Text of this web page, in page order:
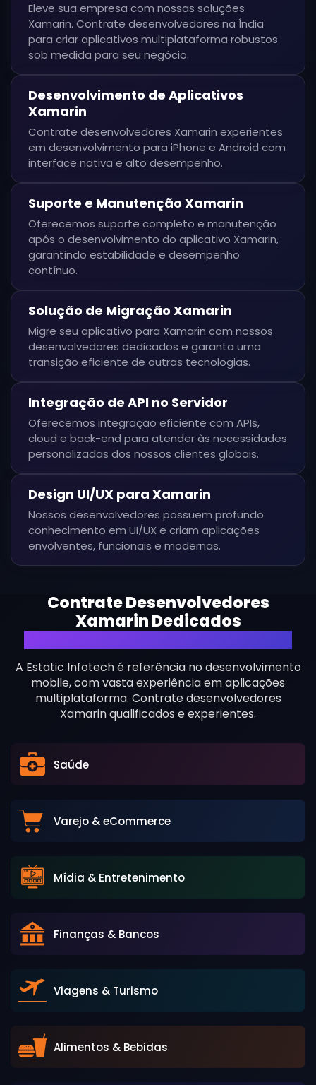
Eleve sua empresa com nossas soluções
Xamarin. Contrate desenvolvedores na Índia
para criar aplicativos multiplataforma robustos
sob medida para seu negócio.
Desenvolvimento de Aplicativos
Xamarin
Contrate desenvolvedores Xamarin experientes
em desenvolvimento para iPhone e Android com
interface nativa e alto desempenho.
Suporte e Manutenção Xamarin
Oferecemos suporte completo e manutenção
após o desenvolvimento do aplicativo Xamarin,
garantindo estabilidade e desempenho
contínuo.
Solução de Migração Xamarin
Migre seu aplicativo para Xamarin com nossos
desenvolvedores dedicados e garanta uma
transição eficiente de outras tecnologias.
Integração de API no Servidor
Oferecemos integração eficiente com APIs,
cloud e back-end para atender às necessidades
personalizadas dos nossos clientes globais.
Design UI/UX para Xamarin
Nossos desenvolvedores possuem profundo
conhecimento em UI/UX e criam aplicações
envolventes, funcionais e modernas.
Contrate Desenvolvedores
Xamarin Dedicados
A Estatic Infotech é referência no desenvolvimento
mobile, com vasta experiência em aplicações
multiplataforma. Contrate desenvolvedores
Xamarin qualificados e experientes.
Saúde
Varejo & eCommerce
Mídia & Entretenimento
Finanças & Bancos
Viagens & Turismo
Alimentos & Bebidas